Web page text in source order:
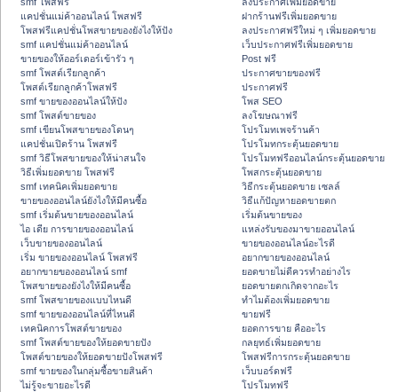
แคปชั่นแม่ค้าออนไลน์ โพสฟรี
โพสฟรีแคปชั่นโพสขายของยังไงให้ปัง
smf แคปชั่นแม่ค้าออนไลน์
ขายของให้ออร์เดอร์เข้ารัว ๆ
smf โพสต์เรียกลูกค้า
โพสต์เรียกลูกค้าโพสฟรี
smf ขายของออนไลน์ให้ปัง
smf โพสต์ขายของ
smf เขียนโพสขายของโดนๆ
แคปชั่นเปิดร้าน โพสฟรี
smf วิธีโพสขายของให้น่าสนใจ
วิธีเพิ่มยอดขาย โพสฟรี
smf เทคนิคเพิ่มยอดขาย
ขายของออนไลน์ยังไงให้มีคนซื้อ
smf เริ่มต้นขายของออนไลน์
ไอ เดีย การขายของออนไลน์
เว็บขายของออนไลน์
เริ่ม ขายของออนไลน์ โพสฟรี
อยากขายของออนไลน์ smf
โพสขายของยังไงให้มีคนซื้อ
smf โพสขายของแบบไหนดี
smf ขายของออนไลน์ที่ไหนดี
เทคนิคการโพสต์ขายของ
smf โพสต์ขายของให้ยอดขายปัง
โพสต์ขายของให้ยอดขายปังโพสฟรี
smf ขายของในกลุ่มซื้อขายสินค้า
ไม่รู้จะขายอะไรดี
ฝากร้านฟรีเพิ่มยอดขาย
ลงประกาศฟรีใหม่ ๆ เพิ่มยอดขาย
เว็บประกาศฟรีเพิ่มยอดขาย
Post ฟรี
ประกาศขายของฟรี
ประกาศฟรี
โพส SEO
ลงโฆษณาฟรี
โปรโมทเพจร้านค้า
โปรโมทกระตุ้นยอดขาย
โปรโมทฟรีออนไลน์กระตุ้นยอดขาย
โพสกระตุ้นยอดขาย
วิธีกระตุ้นยอดขาย เซลล์
วิธีแก้ปัญหายอดขายตก
เริ่มต้นขายของ
แหล่งรับของมาขายออนไลน์
ขายของออนไลน์อะไรดี
อยากขายของออนไลน์
ยอดขายไม่ดีควรทำอย่างไร
ยอดขายตกเกิดจากอะไร
ทำไมต้องเพิ่มยอดขาย
ขายฟรี
ยอดการขาย คืออะไร
กลยุทธ์เพิ่มยอดขาย
โพสฟรีการกระตุ้นยอดขาย
เว็บบอร์ดฟรี
โปรโมทฟรี